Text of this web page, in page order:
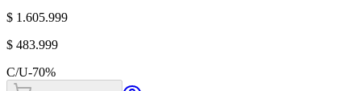
$ 1.605.999
$ 483.999
C/U-70%